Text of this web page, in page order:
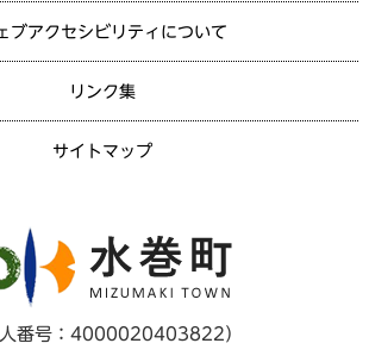
ブアクセシビリティについて
リンク集
サイトマップ
人番号：4000020403822）